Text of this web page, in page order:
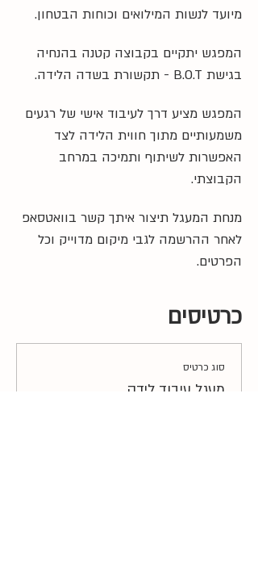
מיועד לנשות המילואים וכוחות הבטחון.
המפגש יתקיים בקבוצה קטנה בהנחיה
בגישת B.O.T - תקשורת בשדה הלידה.
המפגש מציע דרך לעיבוד אישי של רגעים
משמעותיים מתוך חווית הלידה לצד
האפשרות לשיתוף ותמיכה במרחב
הקבוצתי.
מנחת המעגל תיצור איתך קשר בוואטסאפ
לאחר ההרשמה לגבי מיקום מדוייק וכל
הפרטים.
כרטיסים
סוג כרטיס
מעגל עיבוד לידה